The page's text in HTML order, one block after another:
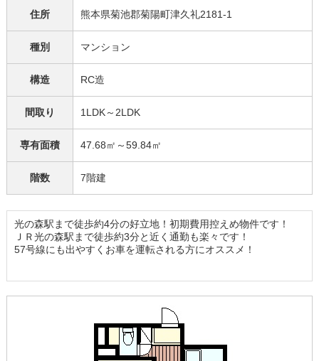
住所 熊本県菊池郡菊陽町津久礼2181-1
種別 マンション
構造 RC造
間取り 1LDK～2LDK
専有面積 47.68㎡～59.84㎡
階数 7階建
光の森駅まで徒歩約4分の好立地！初期費用控えめ物件です！
ＪＲ光の森駅まで徒歩約3分と近く通勤も楽々です！
57号線にも出やすくお車を運転される方にオススメ！